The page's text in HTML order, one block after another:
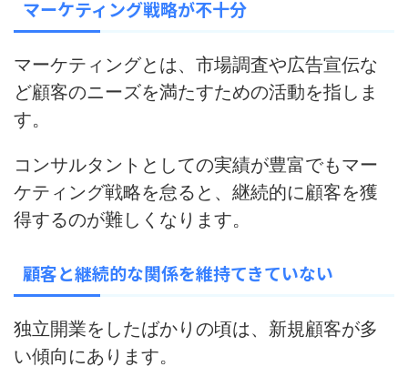
マーケティング戦略が不十分
マーケティングとは、市場調査や広告宣伝な
ど顧客のニーズを満たすための活動を指しま
す。
コンサルタントとしての実績が豊富でもマー
ケティング戦略を怠ると、 継続的に顧客を獲
得するのが難しくなります。
顧客と継続的な関係を維持てきていない
独立開業をしたばかりの頃は、新規顧客が多
い傾向にあります。